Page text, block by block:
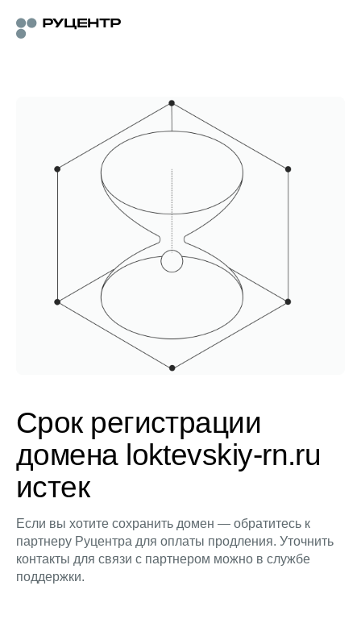
Срок регистрации
домена loktevskiy-rn.ru
истек
Если вы хотите сохранить домен — обратитесь к
партнеру Руцентра для оплаты продления. Уточнить
контакты для связи с партнером можно в службе
поддержки.